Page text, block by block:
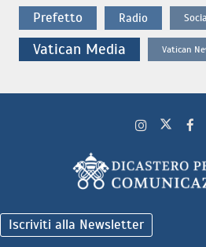
Prefetto Radio
Vatican Media Vatican
Iscriviti alla Newsletter